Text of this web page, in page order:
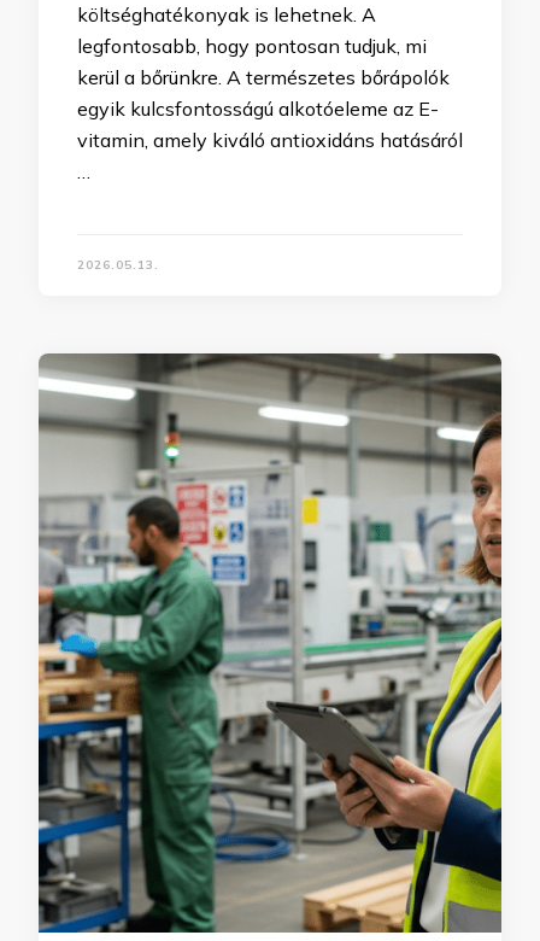
költséghatékonyak is lehetnek. A
legfontosabb, hogy pontosan tudjuk, mi
kerül a bőrünkre. A természetes bőrápolók
egyik kulcsfontosságú alkotóeleme az E-
vitamin, amely kiváló antioxidáns hatásáról
2026.05.13.